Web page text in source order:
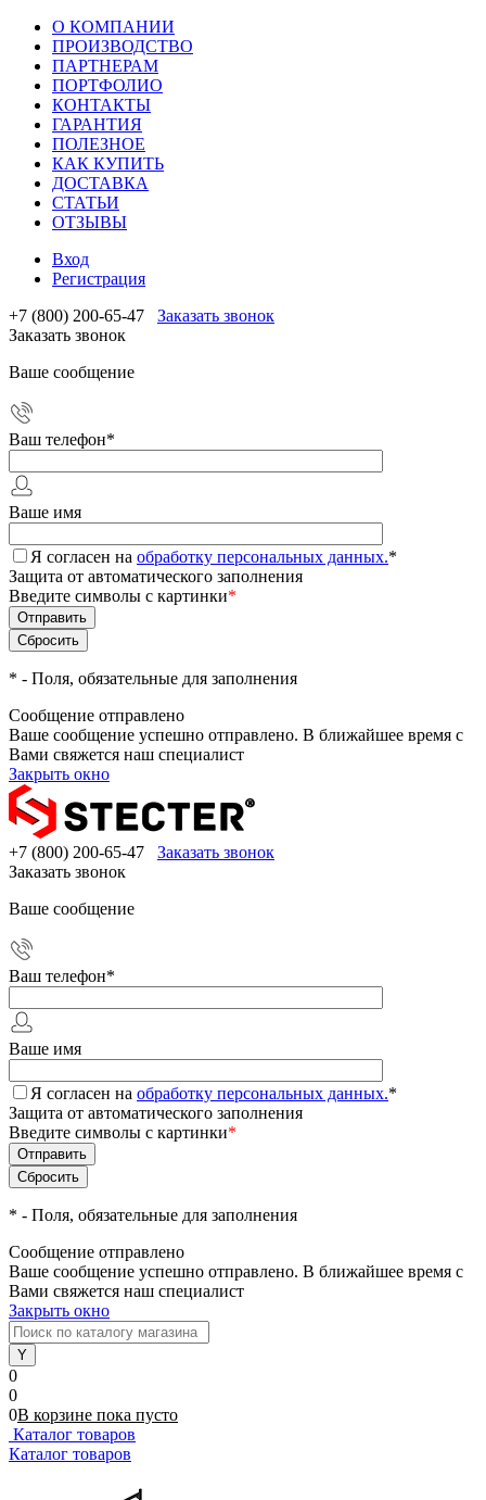
О КОМПАНИИ
ПРОИЗВОДСТВО
ПАРТНЕРАМ
ПОРТФОЛИО
КОНТАКТЫ
ГАРАНТИЯ
ПОЛЕЗНОЕ
КАК КУПИТЬ
ДОСТАВКА
СТАТЬИ
ОТЗЫВЫ
Вход
Регистрация
+7 (800) 200-65-47
Заказать звонок
Заказать звонок
Ваше сообщение
Ваш телефон*
Ваше имя
Я согласен на обработку персональных данных.*
Защита от автоматического заполнения
Введите символы с картинки*
* - Поля, обязательные для заполнения
Сообщение отправлено
Ваше сообщение успешно отправлено. В ближайшее время с
Вами свяжется наш специалист
Закрыть окно
+7 (800) 200-65-47
Заказать звонок
Заказать звонок
Ваше сообщение
Ваш телефон*
Ваше имя
Я согласен на обработку персональных данных.*
Защита от автоматического заполнения
Введите символы с картинки*
* - Поля, обязательные для заполнения
Сообщение отправлено
Ваше сообщение успешно отправлено. В ближайшее время с
Вами свяжется наш специалист
Закрыть окно
0
0
0В корзине пока пусто
Каталог товаров
Каталог товаров